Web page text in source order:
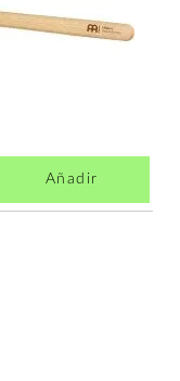
Añadir